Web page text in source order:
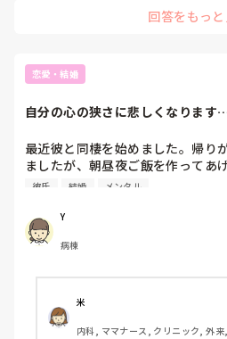
てもらえない、なんて思いません。
回答をもっと
恋愛・結婚
自分の心の狭さに悲しくなります
最近彼と同棲を始めました。帰り
ましたが、朝昼夜ご飯を作ってあ
け…という気持ちになることもあ
も自分の方が多いのにな〜とも考
ます。
世の女性の皆さんは本当にすごい
彼氏 結婚 メンタル
Y
病棟
米
内科, ママナース, クリニック, 外